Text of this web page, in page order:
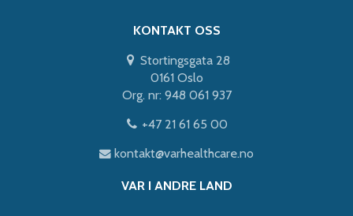
KONTAKT OSS
Stortingsgata 28
0161 Oslo
Org. nr: 948 061 937
+47 21 61 65 00
kontakt@varhealthcare.no
VAR I ANDRE LAND